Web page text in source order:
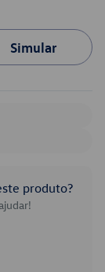
Simular
produto?